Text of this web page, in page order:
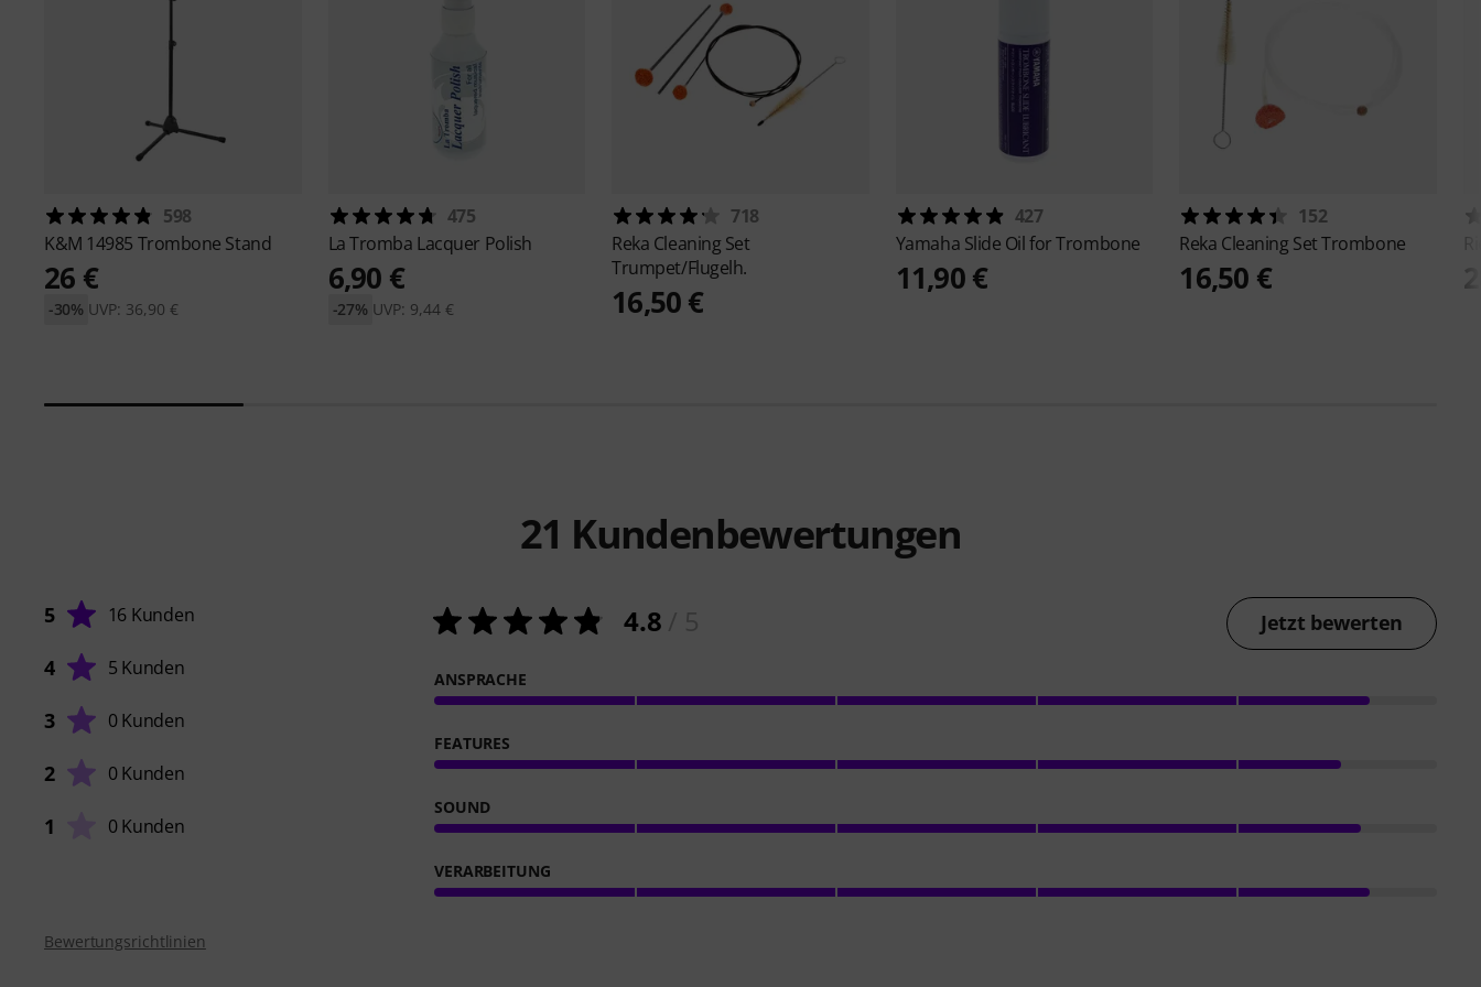
598
K&M 14985 Trombone Stand
26 €
UVP: 36,90 €
-30%
475
La Tromba Lacquer Polish
6,90 €
UVP: 9,44 €
-27%
718
Reka Cleaning Set
Trumpet/Flugelh.
16,50 €
427
Yamaha Slide Oil for Trombone
11,90 €
152
Reka Cleaning Set Trombone
16,50 €
21 Kundenbewertungen
5 16 Kunden
4 5 Kunden
3 0 Kunden
2 0 Kunden
1 0 Kunden
4.8 Jetzt bewerten
ANSPRACHE
FEATURES
SOUND
VERARBEITUNG
Bewertungsrichtlinien